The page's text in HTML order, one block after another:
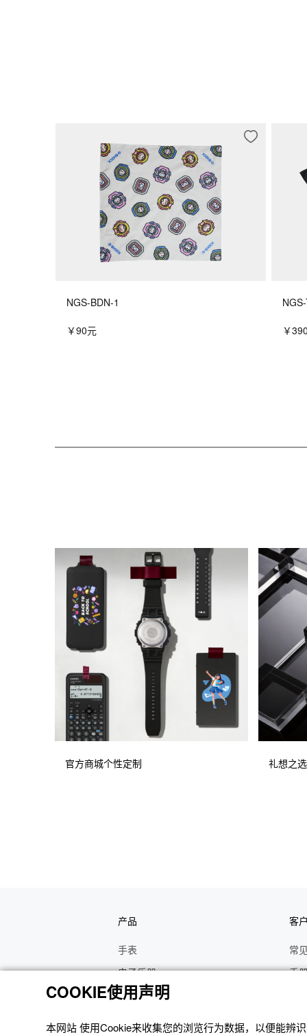
NGS-BDN-1
￥90元 ￥
官方商城个性定制 礼想之选
产品
手表
电子乐器
函数计算器
客
常
手
COOKIE使用声明
本网站 使⽤Cookie来收集您的浏览⾏为数据，以便能辨